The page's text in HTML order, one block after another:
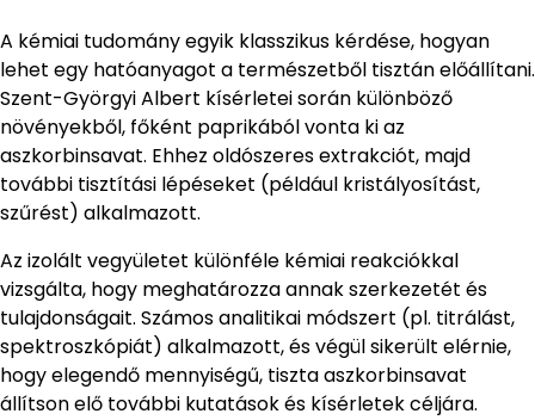
A kémiai tudomány egyik klasszikus kérdése, hogyan
lehet egy hatóanyagot a természetből tisztán előállítani.
Szent-Györgyi Albert kísérletei során különböző
növényekből, főként paprikából vonta ki az
aszkorbinsavat. Ehhez oldószeres extrakciót, majd
további tisztítási lépéseket (például kristályosítást,
szűrést) alkalmazott.
Az izolált vegyületet különféle kémiai reakciókkal
vizsgálta, hogy meghatározza annak szerkezetét és
tulajdonságait. Számos analitikai módszert (pl. titrálást,
spektroszkópiát) alkalmazott, és végül sikerült elérnie,
hogy elegendő mennyiségű, tiszta aszkorbinsavat
állítson elő további kutatások és kísérletek céljára.